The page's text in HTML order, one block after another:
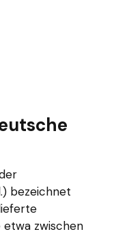
bezeichnet
zwischen